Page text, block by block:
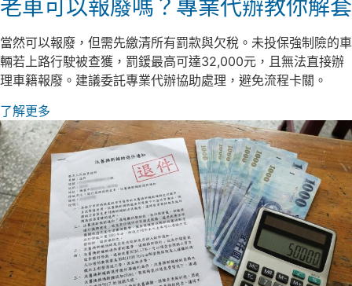
老車可以報廢嗎？專業代辦教你解套
當然可以報廢，但需先繳清所有罰款與欠稅。未投保強制險的車
輛若上路行駛被查獲，罰鍰最高可達32,000元，且無法直接辦
理車籍報廢。建議委託專業代辦協助處理，避免流程卡關。
了解更多